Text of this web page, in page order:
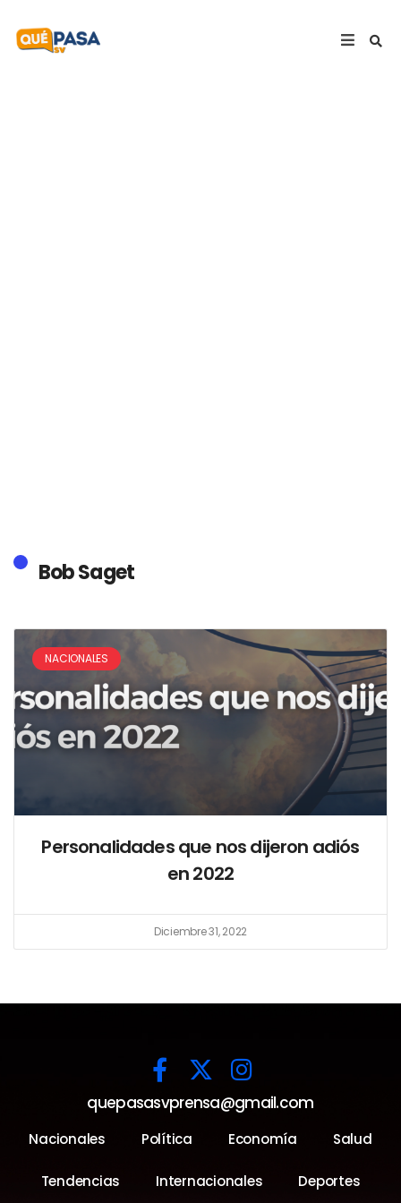
Bob Saget
NACIONALES
Personalidades que nos dijeron adiós
en 2022
Diciembre 31, 2022
quepasasvprensa@gmail.com
Nacionales Política Economía Salud
Tendencias Internacionales Deportes